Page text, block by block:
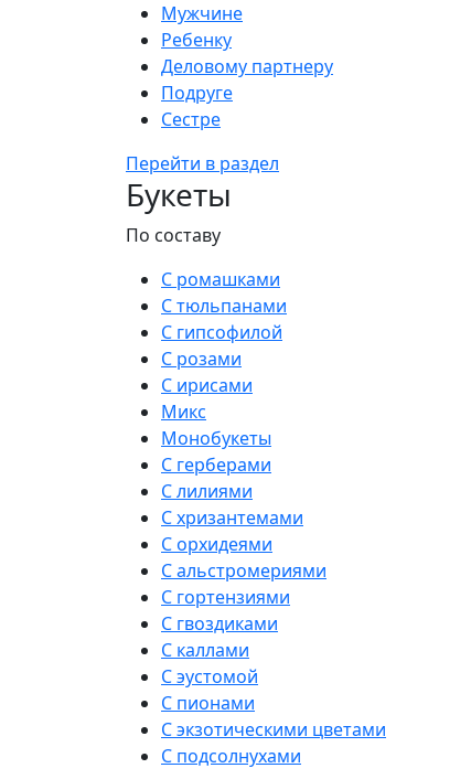
Мужчине
Ребенку
Деловому партнеру
Подруге
Сестре
Перейти в раздел
Букеты
По составу
С ромашками
С тюльпанами
С гипсофилой
С розами
С ирисами
Микс
Монобукеты
С герберами
С лилиями
С хризантемами
С орхидеями
С альстромериями
С гортензиями
С гвоздиками
С каллами
С эустомой
С пионами
С экзотическими цветами
С подсолнухами